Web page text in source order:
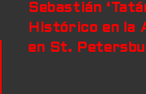
Sebastián
Histórico en la
en St.